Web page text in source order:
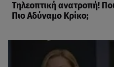
Τηλεοπτική ανατροπή!
Πιο Αδύναμο Κρίκο;